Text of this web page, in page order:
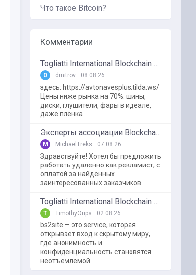
Что такое Bitcoin?
Комментарии
Togliatti International Blockchain Forum
D dmitrov 08.08.26
здесь: https://avtonavesplus.tilda.ws/
Цены ниже рынка на 70%. шины,
диски, глушители, фары в идеале,
даже плёнка
Эксперты ассоциации BlockchainKZ были приглашенный в г. Туркестан на межрегиональный форум "Финансовая безопастность в эпоху цифровизации и ИИ"
M MichaelTreks 07.08.26
Здравствуйте! Хотел бы предложить
работать удаленно как рекламист, с
оплатой за найденных
заинтересованных заказчиков.
Togliatti International Blockchain Forum
T TimothyOrips 02.08.26
bs2site — это service, которая
открывает вход к скрытому миру,
где анонимность и
конфиденциальность становятся
неотъемлемой